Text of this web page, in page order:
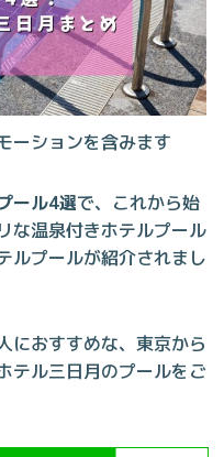
ーションを含みます
ール4選で、これから始
な温泉付きホテルプール
ルプールが紹介されまし
におすすめな、東京から
テル三日月のプールをご